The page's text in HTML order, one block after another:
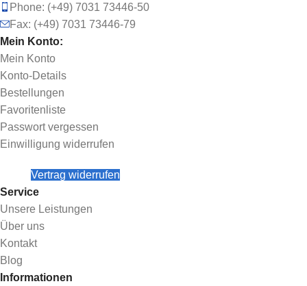
Phone: (+49) 7031 73446-50
Fax: (+49) 7031 73446-79
Mein Konto:
Mein Konto
Konto-Details
Bestellungen
Favoritenliste
Passwort vergessen
Einwilligung widerrufen
Vertrag widerrufen
Service
Unsere Leistungen
Über uns
Kontakt
Blog
Informationen